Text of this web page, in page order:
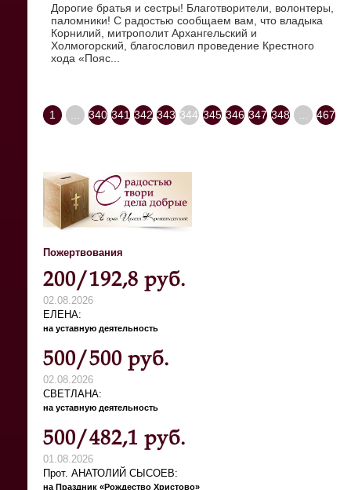
Дорогие братья и сестры! Благотворители, волонтеры,
паломники! С радостью сообщаем вам, что владыка
Корнилий, митрополит Архангельский и
Холмогорский, благословил проведение Крестного
хода «Пояс...
1 340 341 342 343 344 345 346 347 348 467
Пожертвования
200/192,8 руб.
02.08.2026
ЕЛЕНА
на уставную деятельность
500/500 руб.
02.08.2026
СВЕТЛАНА
на уставную деятельность
500/482,1 руб.
01.08.2026
Прот. АНАТОЛИЙ СЫСОЕВ
на Праздник «Рождество Христово»